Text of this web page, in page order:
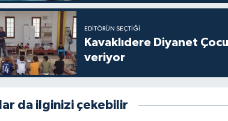
EDITÖRÜN SEÇTIĞI
Kavaklıdere Diyanet
veriyor
da ilginizi çekebilir